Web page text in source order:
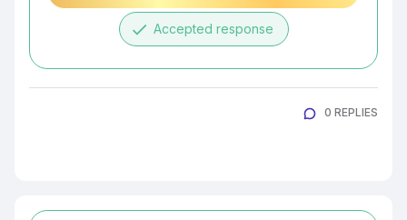
done Accepted response
0 REPLIES